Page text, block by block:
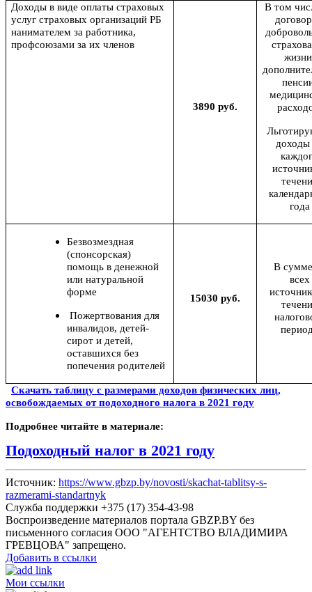
Доходы в виде оплаты страховых
услуг страховых организаций РБ
нанимателем за работника,
профсоюзами за их членов
3890 руб.
В том
доходы
года
Безвозмездная
(спонсорская)
помощь в денежной
или натуральной
форме
Пожертвования для
инвалидов, детей-
сирот и детей,
оставшихся без
попечения родителей
15030 руб.
В
всех
Скачать таблицу с размерами доходов физических лиц,
освобождаемых от подоходного налога в 2021 году
Подробнее читайте в материале:
Подоходный налог в 2021 году
Источник: https://www.gbzp.by/novosti/skachat-tablitsy-s-
razmerami-standartnyk
Служба поддержки +375 (17) 354-43-98
Воспроизведение материалов портала GBZP.BY без
письменного согласия OOO "АГЕНТСТВО ВЛАДИМИРА
ГРЕВЦОВА" запрещено.
Добавить в ссылки
Мои ссылки